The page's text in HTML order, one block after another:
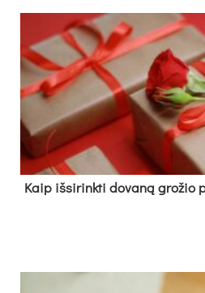
Kaip išsirinkti dovaną grožio